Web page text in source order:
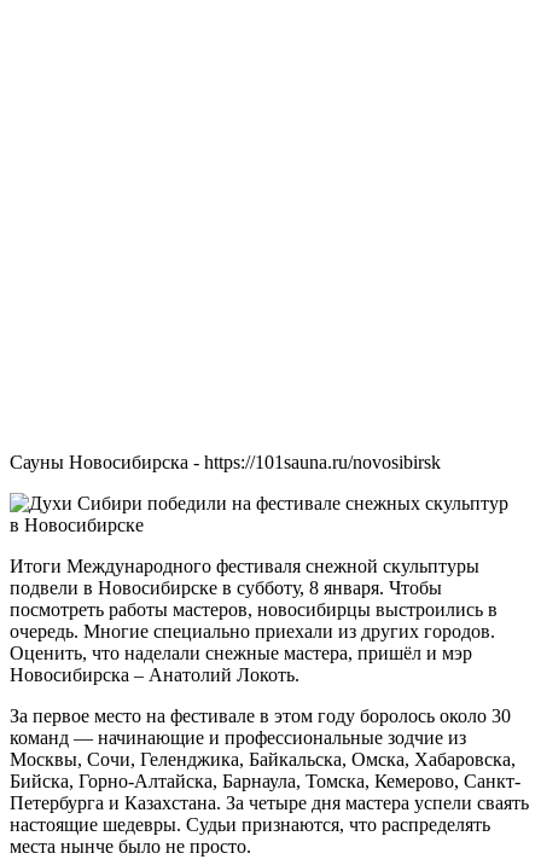
Сауны Новосибирска - https://101sauna.ru/novosibirsk
Итоги Международного фестиваля снежной скульптуры
подвели в Новосибирске в субботу, 8 января. Чтобы
посмотреть работы мастеров, новосибирцы выстроились в
очередь. Многие специально приехали из других городов.
Оценить, что наделали снежные мастера, пришёл и мэр
Новосибирска – Анатолий Локоть.
За первое место на фестивале в этом году боролось около 30
команд — начинающие и профессиональные зодчие из
Москвы, Сочи, Геленджика, Байкальска, Омска, Хабаровска,
Бийска, Горно-Алтайска, Барнаула, Томска, Кемерово, Санкт-
Петербурга и Казахстана. За четыре дня мастера успели сваять
настоящие шедевры. Судьи признаются, что распределять
места нынче было не просто.